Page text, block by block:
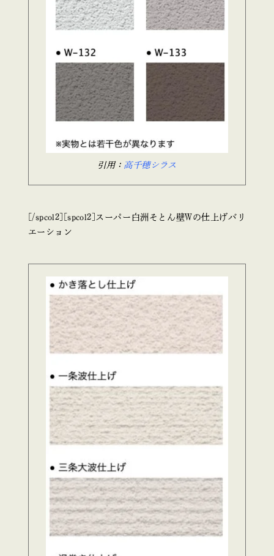
引用： 高千穂シラス
[/spcol2][spcol2]スーパー白洲そとん壁Wの仕上げバリ
エーション